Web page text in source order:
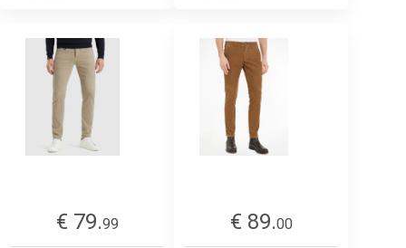
€ 79.99
€ 89.00